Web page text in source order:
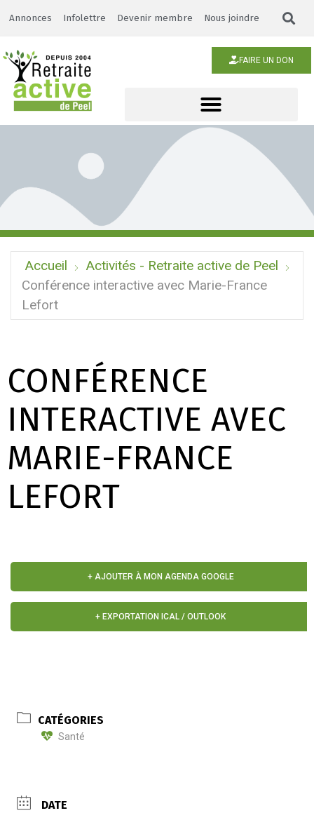
Annonces Infolettre Devenir membre Nous joindre
FAIRE UN DON
Accueil
Activités - Retraite active de Peel
Conférence interactive avec Marie-France
Lefort
CONFÉRENCE
INTERACTIVE AVEC
MARIE-FRANCE
LEFORT
+ AJOUTER À MON AGENDA GOOGLE
+ EXPORTATION ICAL / OUTLOOK
CATÉGORIES
Santé
DATE